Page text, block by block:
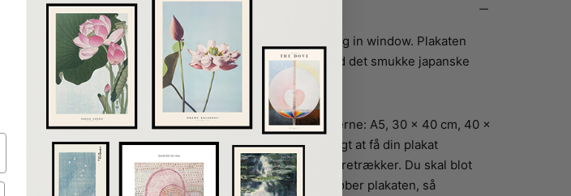
Beskrivelse
Utagawa Hiroshige plakat med titlen “Cat Sitting in window. Plakaten
forestiller en kat, der kigger ud fra vinduet mod det smukke japanske
landskab i solnedgangen.
Denne Utagawa Hiroshige plakat fås i størrelserne: A5, 30 x 40 cm, 40 x
50 cm, 50 x 70 cm og 70 x 100 cm. Det er muligt at få din plakat
indrammet, lige gyldigt hvilken størrelse, du foretrækker. Du skal blot
tilføje en ramme i den ønskede farve, når du køber plakaten, så